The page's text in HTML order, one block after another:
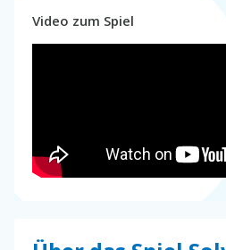
Video zum Spiel